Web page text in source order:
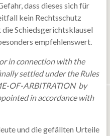
dass dieses sich für
kein Rechtsschutz
Schiedsgerichtsklausel
empfehlenswert.
in connection with the
settled under the Rules
OF-ARBITRATION by
in accordance with
und die gefällten Urteile